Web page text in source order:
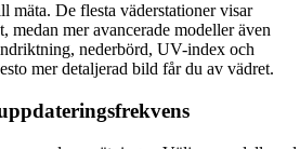
mäta. De flesta väderstationer visar
medan mer avancerade modeller även
nederbörd, UV-index och
mer detaljerad bild får du av vädret.